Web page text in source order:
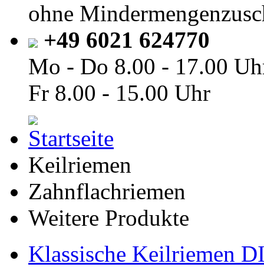
ohne
+49 6021 624770
Mo - Do 8.00 - 17.00
Fr 8.00 - 15.00 Uhr
Keilriemen
Zahnflachriemen
Weitere Produkte
Klassische Keilriemen